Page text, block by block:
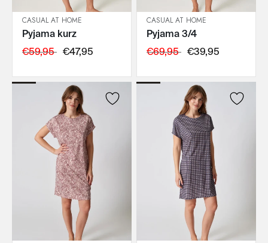
IN DEN WARENKORB
CASUAL AT HOME
Pyjama kurz
€59,95 €47,95
IN DEN WARENKORB
CASUAL AT HOME
Pyjama 3/4
€69,95 €39,95